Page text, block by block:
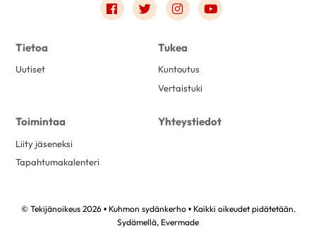
Link to facebook
Link to twitter
Link to instagram
Link to youtube
Tietoa
Uutiset
Tukea
Kuntoutus
Vertaistuki
Toimintaa
Liity jäseneksi
Tapahtumakalenteri
Yhteystiedot
© Tekijänoikeus 2026 • Kuhmon sydänkerho • Kaikki oikeudet pidätetään.
Sydämellä, Evermade